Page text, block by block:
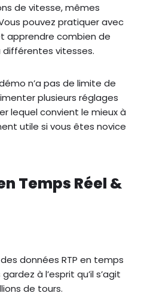
de vitesse, mêmes
pouvez pratiquer avec
apprendre combien de
vitesses.
n’a pas de limite de
plusieurs réglages
lequel convient le mieux à
utile si vous êtes novice
Temps Réel &
données RTP en temps
à l’esprit qu’il s’agit
de tours.